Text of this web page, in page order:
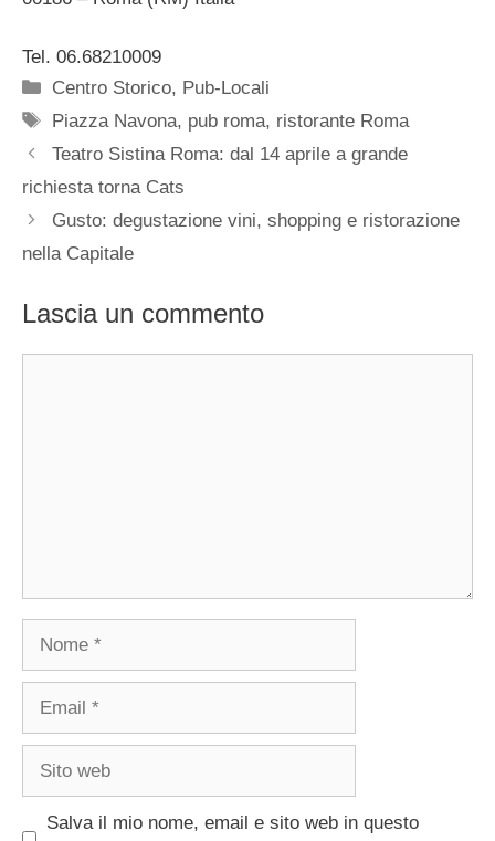
Tel. 06.68210009
Categorie
Centro Storico, Pub-Locali
Tag
Piazza Navona, pub roma, ristorante Roma
Teatro Sistina Roma: dal 14 aprile a grande
richiesta torna Cats
Gusto: degustazione vini, shopping e ristorazione
nella Capitale
Lascia un commento
Nome
Email
Sito
Salva il mio nome, email e sito web in questo